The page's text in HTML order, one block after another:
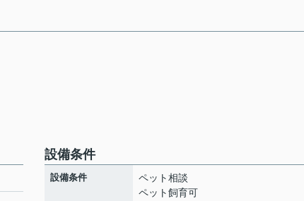
設備条件
設備条件
ペット相談
ペット飼育可